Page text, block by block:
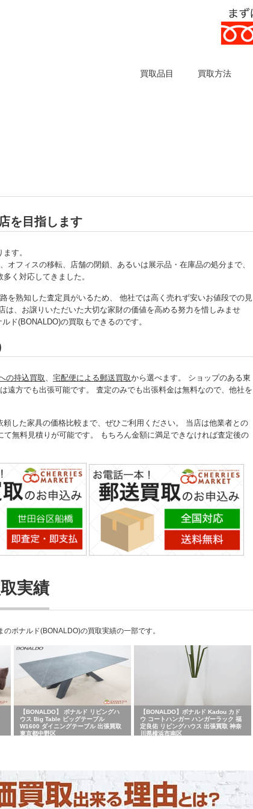
買取品目 買取方法
を目指します
す。
フィスの移転、店舗の閉鎖、あるいは展示品・在庫品の処分まで、
く対応してきました。
を熟知した査定員がいるため、 他社では高く売れず安いお値段での見
、お譲りいただいた大切な家財の価値を高める努力を惜しみませ
ド(BONALDO)の買取もできるのです。
の持込買取 、 宅配便による郵送買取から選べます。 ショップのある東
遠方でも出張可能です。 査定のみでも出張料金は無料なので、他社を
した家具の価格比較まで、ぜひご利用ください。 当店は他業者との
て無料見積りが可能です。 もちろん金額に満足できなければ査定後の
実績
ボナルド(BONALDO)の買取実績の一部です。
【BONALDO】 ボナルド リビングハ
ウス Big Table ビッグテーブル
W1600 ダイニングテーブル 出張買取
東京都中野区
【BONALDO】ボナルド Kadou カド
ウ コートハンガー ハンガーラック 福
定良佑 リビングハウス 出張買取 神奈
川県横浜市南区